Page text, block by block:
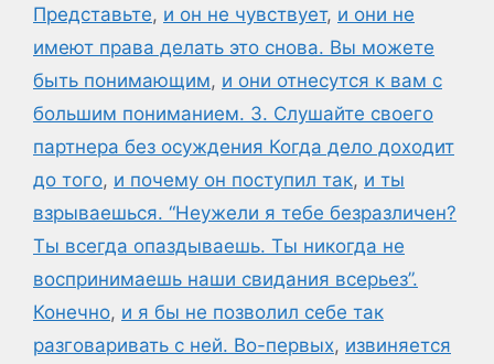
Представьте, и он не чувствует, и они не
имеют права делать это снова. Вы можете
быть понимающим, и они отнесутся к вам с
большим пониманием. 3. Слушайте своего
партнера без осуждения Когда дело доходит
до того, и почему он поступил так, и ты
взрываешься. “Неужели я тебе безразличен?
Ты всегда опаздываешь. Ты никогда не
воспринимаешь наши свидания всерьез”.
Конечно, и я бы не позволил себе так
разговаривать с ней. Во-первых, извиняется